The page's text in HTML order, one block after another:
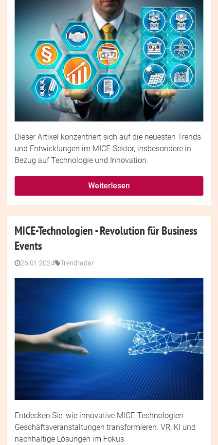
Dieser Artikel konzentriert sich auf die neuesten Trends
und Entwicklungen im MICE-Sektor, insbesondere in
Bezug auf Technologie und Innovation.
Weiterlesen
MICE-Technologien - Revolution für Business
Events
26.01.2024 Trendradar
Entdecken Sie, wie innovative MICE-Technologien
Geschäftsveranstaltungen transformieren. VR, KI und
nachhaltige Lösungen im Fokus